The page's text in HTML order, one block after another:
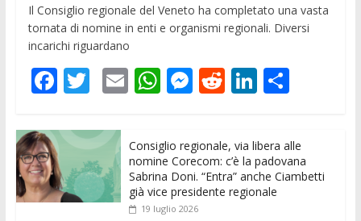
Il Consiglio regionale del Veneto ha completato una vasta
tornata di nomine in enti e organismi regionali. Diversi
incarichi riguardano
F
e
b
o
o
T
itt
er
E
l
W
at
s
A
p
M
e
n
g
R
di
t
Li
k
e
dI
C
n
di
vi
Consiglio regionale, via libera alle
nomine Corecom: c’è la padovana
Sabrina Doni. “Entra” anche Ciambetti
già vice presidente regionale
19 luglio 2026